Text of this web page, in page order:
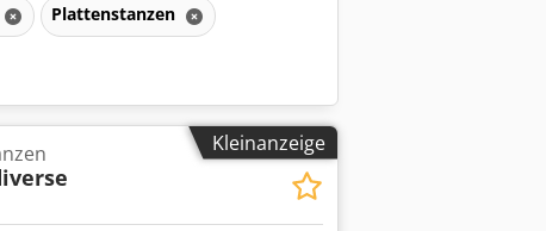
Plattenstanzen
Kleinanzeige